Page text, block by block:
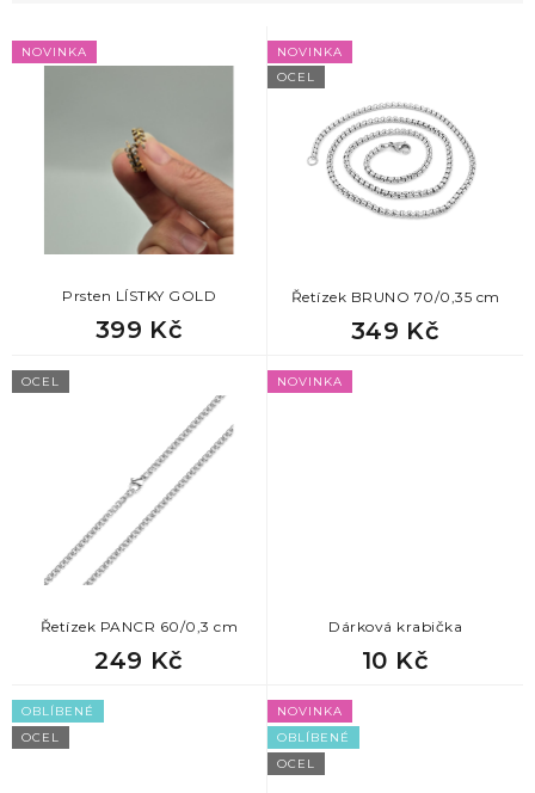
p
r
NOVINKA
Prsten LÍSTKY GOLD
399 Kč
NOVINKA
OCEL
Řetízek BRUNO 70/0,35 cm
349 Kč
OCEL
Řetízek PANCR 60/0,3 cm
249 Kč
NOVINKA
Dárková krabička
10 Kč
OBLÍBENÉ
OCEL
NOVINKA
OBLÍBENÉ
OCEL